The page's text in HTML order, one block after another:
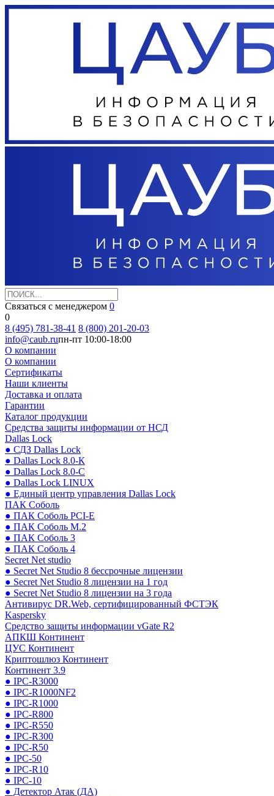
Связаться с менеджером 0
0
8 (495) 781-38-41 8 (800) 201-20-03
info@caub.ruпн-пт 10:00-18:00
О компании
О компании
Сертификаты
Наши клиенты
Доставка и оплата
Гарантии
Каталог продукции
Средства защиты информации от НСД
Dallas Lock
● СДЗ Dallas Lock
● Dallas Lock 8.0-К
● Dallas Lock 8.0-С
● Dallas Lock LINUX
● Единый центр управления Dallas Lock
ПАК Соболь
● ПАК Соболь PCI-E
● ПАК Соболь М.2
● ПАК Соболь 3
● ПАК Соболь 4
Secret Net studio
● Secret Net Studio 8 бессрочные лицензии
● Secret Net Studio 8 лицензии на 1 год
● Secret Net Studio 8 лицензии на 3 года
Антивирус DR.Web, сертифицированный ФСТЭК
Kaspersky
Средство защиты информации vGate R2
АПКШ Континент
ЦУС Континент
Криптошлюз Континент
Континент 3.9
● IPC-R3000
● IPC-R1000NF2
● IPC-R1000
● IPC-R800
● IPC-R550
● IPC-R300
● IPC-R50
● IPC-50
● IPC-R10
● IPC-10
● Детектор Атак (ДА)